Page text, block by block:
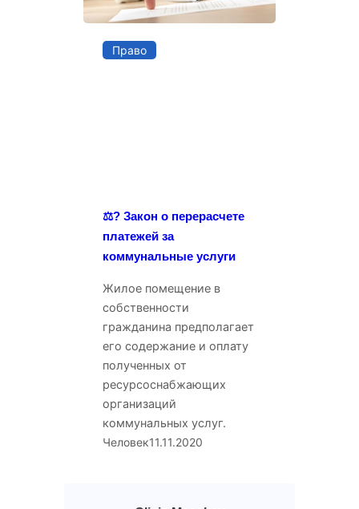
Право
⚖️? Закон о перерасчете
платежей за
коммунальные услуги
Жилое помещение в
собственности
гражданина предполагает
его содержание и оплату
полученных от
ресурсоснабжающих
организаций
коммунальных услуг.
Человек11.11.2020